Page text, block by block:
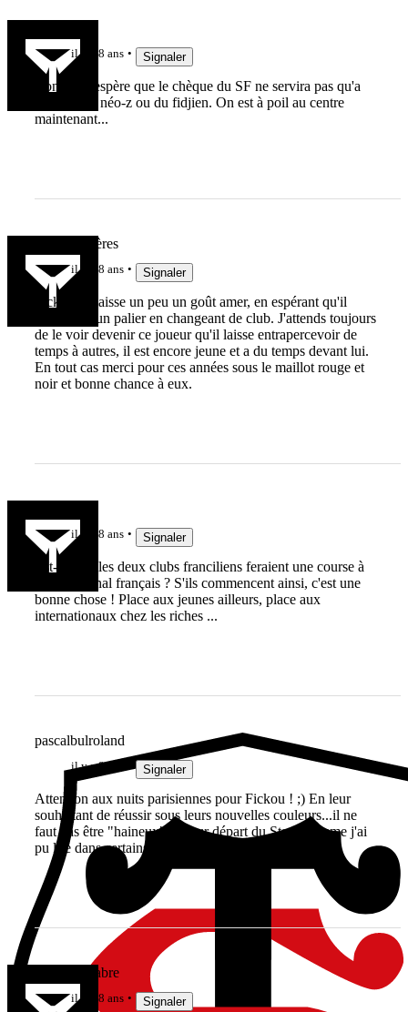
il y a 8 ans Signaler
Bon ben j'espère que le chèque du SF ne servira pas qu'a
recruter du néo-z ou du fidjien. On est à poil au centre
maintenant...
Team Viscères
il y a 8 ans Signaler
Fickou ça laisse un peu un goût amer, en espérant qu'il
franchisse un palier en changeant de club. J'attends toujours
de le voir devenir ce joueur qu'il laisse entrapercevoir de
temps à autres, il est encore jeune et a du temps devant lui.
En tout cas merci pour ces années sous le maillot rouge et
noir et bonne chance à eux.
il y a 8 ans Signaler
Est-ce que les deux clubs franciliens feraient une course à
l'international français ? S'ils commencent ainsi, c'est une
bonne chose ! Place aux jeunes ailleurs, place aux
internationaux chez les riches ...
pascalbulroland
il y a 8 ans Signaler
Attention aux nuits parisiennes pour Fickou ! ;) En leur
souhaitant de réussir sous leurs nouvelles couleurs...il ne
faut pas être "haineux" de leur départ du Stade comme j'ai
pu lire dans certains forums...
Dansemacabre
il y a 8 ans Signaler